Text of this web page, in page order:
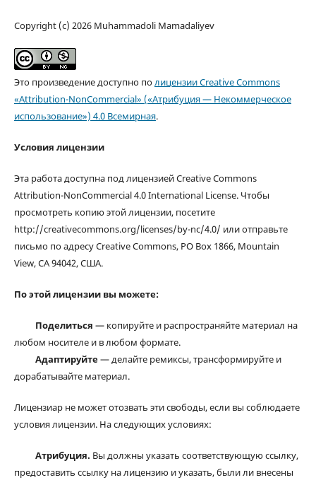
Copyright (c) 2026 Muhammadoli Mamadaliyev
Это произведение доступно полицензии Creative Commons
«Attribution-NonCommercial» («Атрибуция — Некоммерческое
использование») 4.0 Всемирная.
Условия лицензии
Эта работа доступна под лицензией Creative Commons
Attribution-NonCommercial 4.0 International License. Чтобы
просмотреть копию этой лицензии, посетите
http://creativecommons.org/licenses/by-nc/4.0/ или отправьте
письмо по адресу Creative Commons, PO Box 1866, Mountain
View, CA 94042, США.
По этой лицензии вы можете:
Поделиться — копируйте и распространяйте материал на
любом носителе и в любом формате.
Адаптируйте— делайте ремиксы, трансформируйте и
дорабатывайте материал.
Лицензиар не может отозвать эти свободы, если вы соблюдаете
условия лицензии. На следующих условиях:
Атрибуция. Вы должны указать соответствующую ссылку,
предоставить ссылку на лицензию и указать, были ли внесены